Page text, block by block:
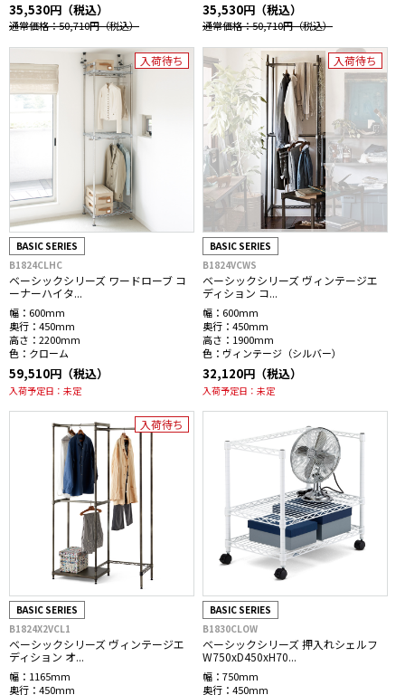
35,530円（税込）
通常価格：50,710円（税込）
35,530円（税込）
通常価格：50,710円（税込）
入荷待ち
BASIC SERIES
B1824CLHC
ベーシックシリーズ ワードローブ コ
ーナーハイタ...
幅： 600mm
奥行： 450mm
高さ： 2200mm
色： クローム
59,510円（税込）
入荷予定日： 未定
入荷待ち
BASIC SERIES
B1824VCWS
ベーシックシリーズ ヴィンテージエ
ディション コ...
幅： 600mm
奥行： 450mm
高さ： 1900mm
色： ヴィンテージ（シルバー）
32,120円（税込）
入荷予定日： 未定
入荷待ち
BASIC SERIES
B1824X2VCL1
ベーシックシリーズ ヴィンテージエ
ディション オ...
幅： 1165mm
奥行： 450mm
BASIC SERIES
B1830CLOW
ベーシックシリーズ 押入れシェルフ
W750xD450xH70...
幅： 750mm
奥行： 450mm